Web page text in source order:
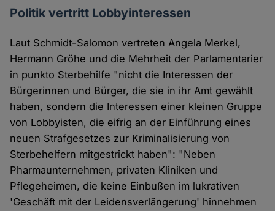
Politik vertritt Lobbyinteressen
Laut Schmidt-Salomon vertreten Angela Merkel,
Hermann Gröhe und die Mehrheit der Parlamentarier
in punkto Sterbehilfe "nicht die Interessen der
Bürgerinnen und Bürger, die sie in ihr Amt gewählt
haben, sondern die Interessen einer kleinen Gruppe
von Lobbyisten, die eifrig an der Einführung eines
neuen Strafgesetzes zur Kriminalisierung von
Sterbehelfern mitgestrickt haben": "Neben
Pharmaunternehmen, privaten Kliniken und
Pflegeheimen, die keine Einbußen im lukrativen
'Geschäft mit der Leidensverlängerung' hinnehmen